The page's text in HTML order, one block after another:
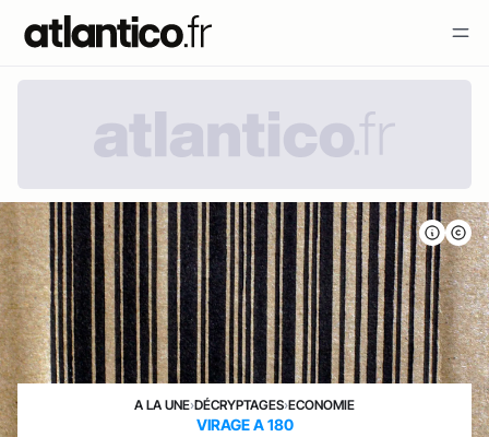
A LA UNE›DÉCRYPTAGES›ECONOMIE
VIRAGE A 180